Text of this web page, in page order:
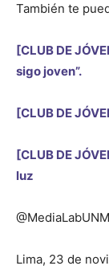
También te
[CLUB DE
sigo joven”.
[CLUB DE
[CLUB DE
luz
Lima, 23 de